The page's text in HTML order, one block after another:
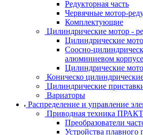
Редукторная часть
Червячные мотор-
Комплектующие
Цилиндрические мотор -
Цилиндрические
Соосно-
алюминиевом
Цилиндрические
Коническо
Цилиндрические
Вариаторы
Распределение и управление
Приводная техника
Преобразователи
Устройства плавного